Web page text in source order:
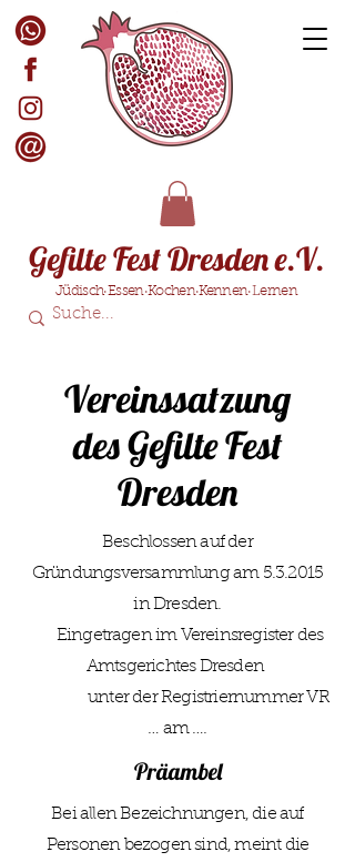
Gefilte Fest Dresden e.V.
Jüdisch·Essen·Kochen·Kennen·Lernen
Vereinssatzung
des Gefilte Fest
Dresden
Beschlossen auf der
Gründungsversammlung am 5.3.2015
in Dresden.
Eingetragen im Vereinsregister des
Amtsgerichtes Dresden
unter der Registriernummer VR
… am ….
Präambel
Bei allen Bezeichnungen, die auf
Personen bezogen sind, meint die